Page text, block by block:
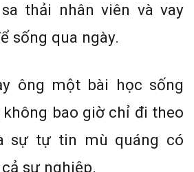
thải nhân viên và vay
sống qua ngày.
ông một bài học sống
bao giờ chỉ đi theo
sự tự tin mù quáng có
sự nghiệp.